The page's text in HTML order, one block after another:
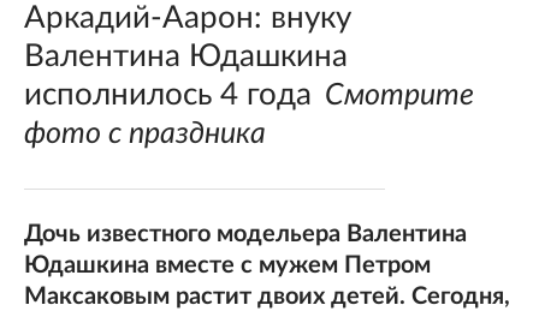
Аркадий-Аарон: внуку
Валентина Юдашкина
исполнилось 4 года Смотрите
фото с праздника
Дочь известного модельера Валентина
Юдашкина вместе с мужем Петром
Максаковым растит двоих детей. Сегодня,